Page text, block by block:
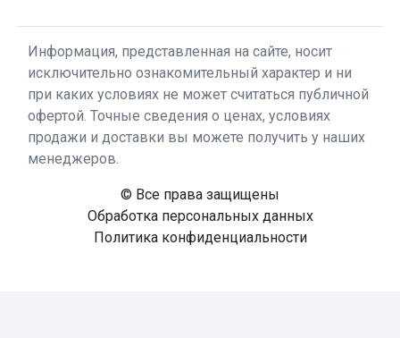
Информация, представленная на сайте, носит
исключительно ознакомительный характер и ни
при каких условиях не может считаться публичной
офертой. Точные сведения о ценах, условиях
продажи и доставки вы можете получить у наших
менеджеров.
© Все права защищены
Обработка персональных данных
Политика конфиденциальности